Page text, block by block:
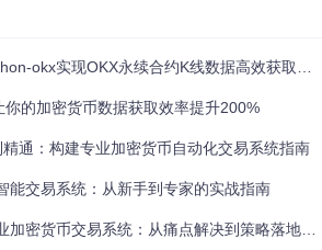
期回测数据问题。
状态码（请求过于频繁）时，会自动触发指
实现OKX永续合约K线数据高效获取，效率提升90%
的加密货币数据获取效率提升200%
通：构建专业加密货币自动化交易系统指南
能交易系统：从新手到专家的实战指南
密货币交易系统：从痛点解决到策略落地全指南